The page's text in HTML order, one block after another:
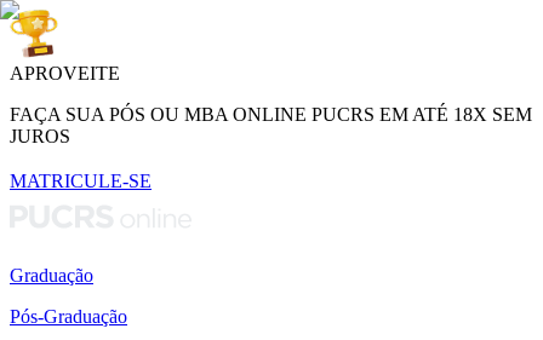
APROVEITE
FAÇA SUA PÓS OU MBA ONLINE PUCRS EM ATÉ 18X SEM
JUROS
MATRICULE-SE
Graduação
Pós-Graduação